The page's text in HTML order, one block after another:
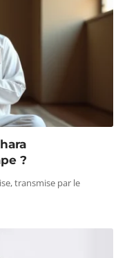
?
transmise par le